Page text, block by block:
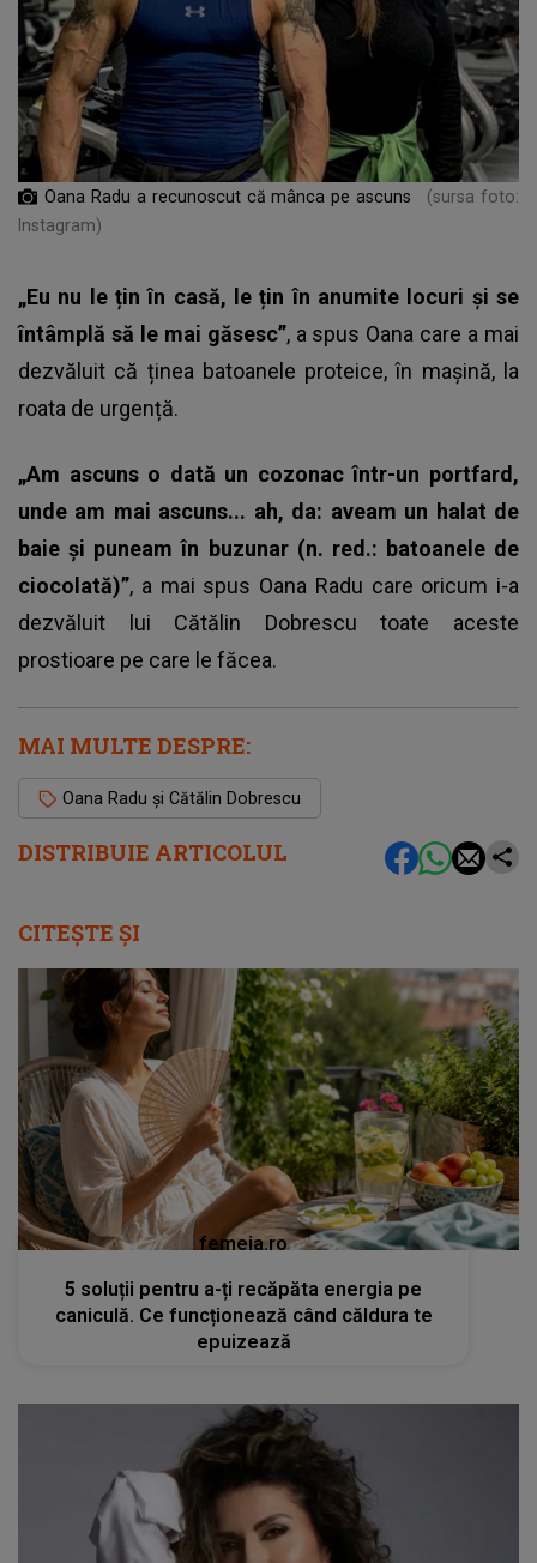
DISTRIBUIE ARTICOLUL
Oana Radu a recunoscut că mânca pe ascuns
(sursa foto:
Instagram)
„Eu nu le țin în casă, le țin în anumite locuri și se
întâmplă să le mai găsesc”, a spus Oana care a mai
dezvăluit că ținea batoanele proteice, în mașină, la
roata de urgență.
„Am ascuns o dată un cozonac într-un portfard,
unde am mai ascuns... ah, da: aveam un halat de
baie și puneam în buzunar (n. red.: batoanele de
ciocolată)”, a mai spus Oana Radu care oricum i-a
dezvăluit lui Cătălin Dobrescu toate aceste
prostioare pe care le făcea.
MAI MULTE DESPRE:
Oana Radu și Cătălin Dobrescu
CITEȘTE ȘI
femeia.ro
5 soluții pentru a-ți recăpăta energia pe
caniculă. Ce funcționează când căldura te
epuizează